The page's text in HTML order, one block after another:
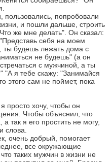
пользовались, попробовали
и пошли дальше, строить
же мне делать". Он сказал:
себя на моем
ты будешь лежать дома с
не будешь" (а он
с мужчиной, а ты
"А я тебе скажу: "Занимайся
этого сам не поймет, пока
просто хочу, чтобы он
Чтобы объяснил, что
так я его простить не могу,
слова.
очень добрый, помогает
все окружающие
таких мужчин в жизни не